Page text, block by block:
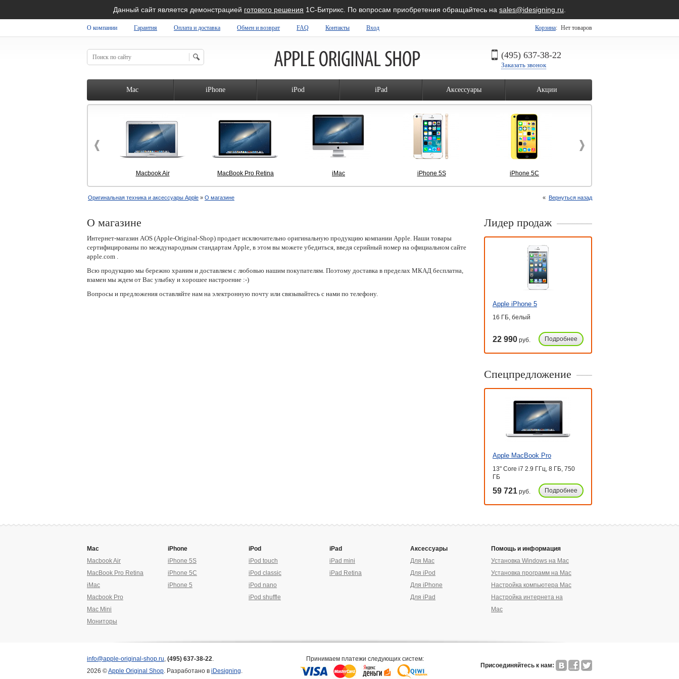
Данный сайт является демонстрацией готового решения 1С-Битрикс. По вопросам приобретения обращайтесь на sales@idesigning.ru
О компании Гарантия Оплата и доставка Обмен и возврат FAQ Контакты Вход Корзина: Нет товаров
SHOP (495) 637-38-22
Заказать звонок
Mac iPhone iPod iPad Аксессуары Акции
Macbook Air MacBook Pro Retina iMac iPhone 5S iPhone 5C
Оригинальная техника и аксессуары Apple » О магазине « Вернуться назад
О магазине
Интернет-магазин AOS (Apple-Original-Shop) продает исключительно оригинальную продукцию компании Apple. Наши товары
сертифицированы по международным стандартам Apple, в этом вы можете убедиться, введя серийный номер на официальном сайте
apple.com .
Всю продукцию мы бережно храним и доставляем с любовью нашим покупателям. Поэтому доставка в пределах МКАД бесплатна,
взамен мы ждем от Вас улыбку и хорошее настроение :-)
Вопросы и предложения оставляйте нам на электронную почту или связывайтесь с нами по телефону.
Лидер продаж
Apple iPhone 5
16 ГБ, белый
22 990 руб. Подробнее
Спецпредложение
Apple MacBook Pro
13" Core i7 2.9 ГГц, 8 ГБ, 750
ГБ
59 721 руб. Подробнее
Mac
Macbook Air
MacBook Pro Retina
iMac
Macbook Pro
Mac Mini
Мониторы
iPhone
iPhone 5S
iPhone 5C
iPhone 5
iPod
iPod touch
iPod classic
iPod nano
iPod shuffle
iPad
iPad mini
iPad Retina
Аксессуары
Для Mac
Для iPod
Для iPhone
Для iPad
Помощь и информация
Установка Windows на Mac
Установка программ на Mac
Настройка компьютера Mac
Настройка интернета на
Mac
info@apple-original-shop.ru, (495) 637-38-22.
2026 ©Apple Original Shop. Разработано в iDesigning.
Принимаем платежи следующих систем:
Присоединяйтесь к нам: